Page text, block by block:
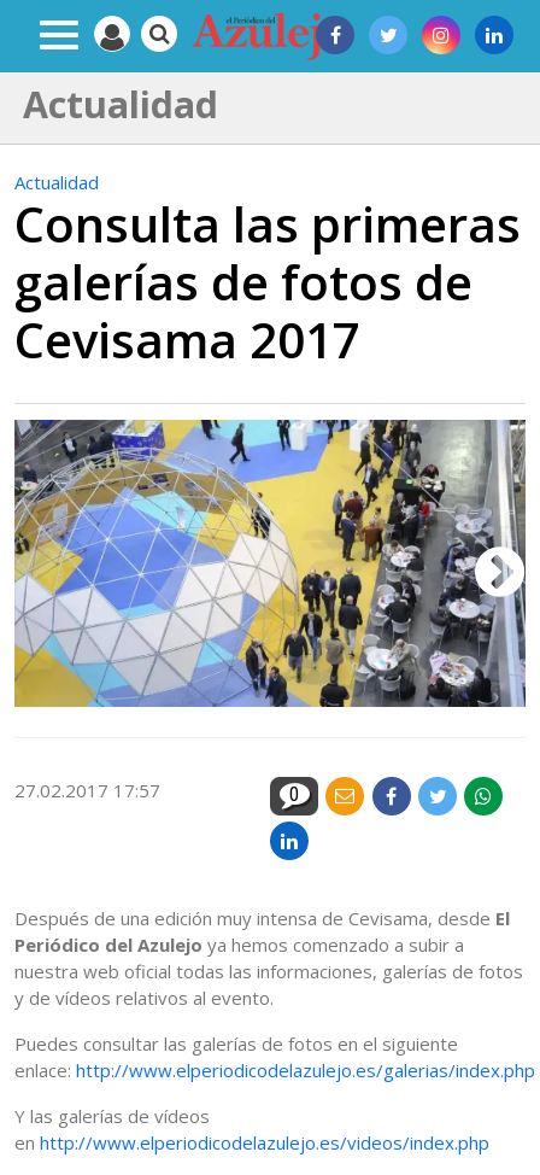
Actualidad
Actualidad
Consulta las primeras
galerías de fotos de
Cevisama 2017
27.02.2017 17:57 0
Después de una edición muy intensa de Cevisama, desde El
Periódico del Azulejo ya hemos comenzado a subir a
nuestra web oficial todas las informaciones, galerías de fotos
y de vídeos relativos al evento.
Puedes consultar las galerías de fotos en el siguiente
enlace: http://www.elperiodicodelazulejo.es/galerias/index.php
Y las galerías de vídeos
en http://www.elperiodicodelazulejo.es/videos/index.php